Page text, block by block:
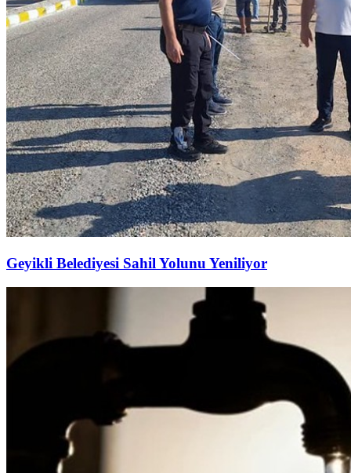
Geyikli Belediyesi Sahil Yolunu Yeniliyor